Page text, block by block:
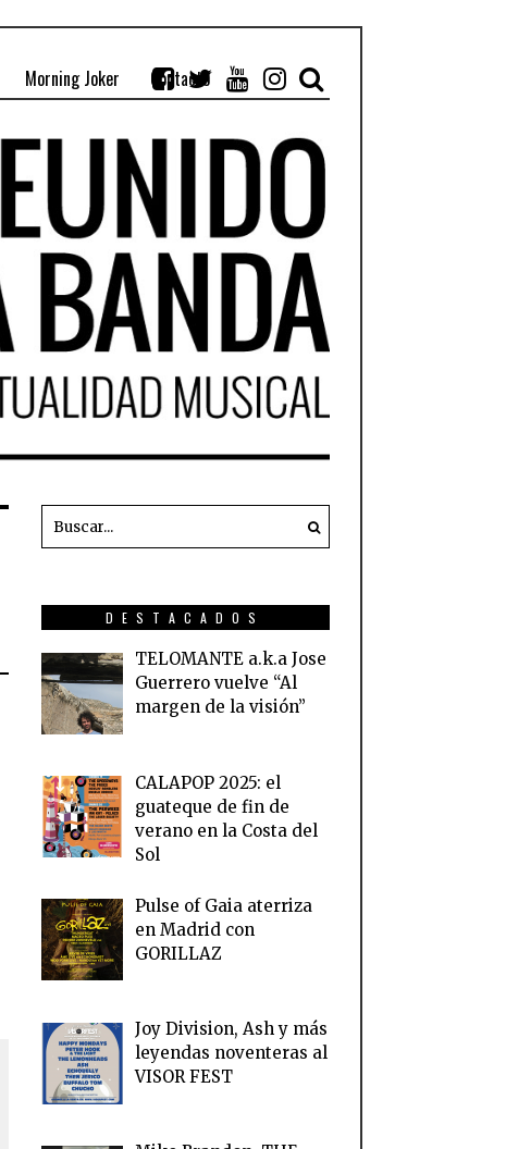
Morning Joker Contacto
DESTACADOS
TELOMANTE a.k.a Jose
Guerrero vuelve “Al
margen de la visión”
CALAPOP 2025: el
guateque de fin de
verano en la Costa del
Sol
Pulse of Gaia aterriza
en Madrid con
GORILLAZ
Joy Division, Ash y más
leyendas noventeras al
VISOR FEST